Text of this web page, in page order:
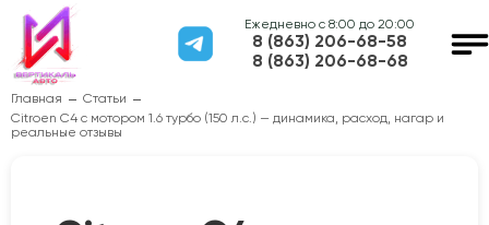
Ежедневно с 8:00 до 20:00
8 (863) 206-68-58
8 (863) 206-68-68
Главная
Статьи
Citroen C4 с мотором 1.6 турбо (150 л.с.) — динамика, расход, нагар и
реальные отзывы